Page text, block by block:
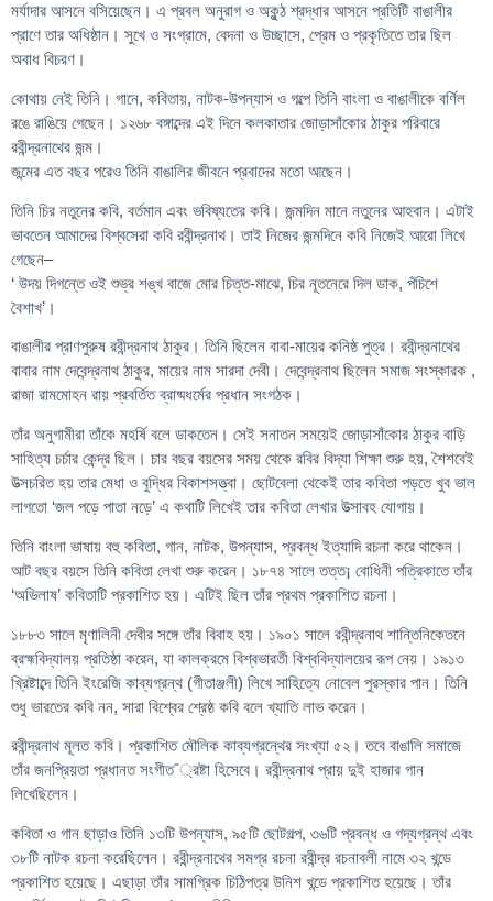
মর্যাদার আসনে বসিয়েছেন। এ প্রবল অনুরাগ ও অকুন্ঠ শ্রদ্ধার আসনে প্রতিটি বাঙালীর
প্রাণে তার অধিষ্ঠান। সুখে ও সংগ্রামে, বেদনা ও উচ্ছাসে, প্রেম ও প্রকৃতিতে তার ছিল
অবাধ বিচরণ।
কোথায় নেই তিনি। গানে, কবিতায়, নাটক-উপন্যাস ও গল্পে তিনি বাংলা ও বাঙালীকে বর্ণিল
রঙে রাঙিয়ে গেছেন। ১২৬৮ বঙ্গাব্দের এই দিনে কলকাতার জোড়াসাঁকোর ঠাকুর পরিবারে
রবীন্দ্রনাথের জন্ম।
জন্মের এত বছর পরেও তিনি বাঙালির জীবনে প্রবাদের মতো আছেন।
তিনি চির নতুনের কবি, বর্তমান এবং ভবিষ্যতের কবি। জন্মদিন মানে নতুনের আহবান। এটাই
ভাবতেন আমাদের বিশ্বসেরা কবি রবীন্দ্রনাথ। তাই নিজের জন্মদিনে কবি নিজেই আরো লিখে
গেছেন–
‘ উদয় দিগন্তে ওই শুভ্র শঙ্খ বাজে মোর চিত্ত-মাঝে, চির নূতনেরে দিল ডাক, পঁচিশে
বৈশাখ’।
বাঙালীর প্রাণপুরুষ রবীন্দ্রনাথ ঠাকুর। তিনি ছিলেন বাবা-মায়ের কনিষ্ঠ পুত্র। রবীন্দ্রনাথের
বাবার নাম দেবেন্দ্রনাথ ঠাকুর, মায়ের নাম সারদা দেবী। দেবেন্দ্রনাথ ছিলেন সমাজ সংস্কারক ,
রাজা রামমোহন রায় প্রবর্তিত ব্রাষ্মধর্মের প্রধান সংগঠক।
তাঁর অনুগামীরা তাঁকে মহর্ষি বলে ডাকতেন। সেই সনাতন সময়েই জোড়াসাঁকোর ঠাকুর বাড়ি
সাহিত্য চর্চার কেন্দ্র ছিল। চার বছর বয়সের সময় থেকে রবির বিদ্যা শিক্ষা শুরু হয়, শৈশবেই
উত্সচরিত হয় তার মেধা ও বুদ্ধির বিকাশসত্ত্বা। ছোটবেলা থেকেই তার কবিতা পড়তে খুব ভাল
লাগতো ‘জল পড়ে পাতা নড়ে’ এ কথাটি লিখেই তার কবিতা লেখার উত্সাবহ যোগায়।
তিনি বাংলা ভাষায় বহু কবিতা, গান, নাটক, উপন্যাস, প্রবন্ধ ইত্যাদি রচনা করে থাকেন।
আট বছর বয়সে তিনি কবিতা লেখা শুরু করেন। ১৮৭৪ সালে তত্ত¡ বোধিনী পত্রিকাতে তাঁর
‘অভিলাষ’ কবিতাটি প্রকাশিত হয়। এটিই ছিল তাঁর প্রথম প্রকাশিত রচনা।
১৮৮৩ সালে মৃণালিনী দেবীর সঙ্গে তাঁর বিবাহ হয়। ১৯০১ সালে রবীন্দ্রনাথ শান্তিনিকেতনে
ব্রহ্মবিদ্যালয় প্রতিষ্ঠা করেন, যা কালক্রমে বিশ্বভারতী বিশ্ববিদ্যালয়ের রূপ নেয়। ১৯১৩
খ্রিষ্টাব্দে তিনি ইংরেজি কাব্যগ্রন্থ (গীতাঞ্জলী) লিখে সাহিত্যে নোবেল পুরস্কার পান। তিনি
শুধু ভারতের কবি নন, সারা বিশ্বের শ্রেষ্ঠ কবি বলে খ্যাতি লাভ করেন।
রবীন্দ্রনাথ মূলত কবি। প্রকাশিত মৌলিক কাব্যগ্রন্থের সংখ্যা ৫২। তবে বাঙালি সমাজে
তাঁর জনপ্রিয়তা প্রধানত সংগীত¯্রষ্টা হিসেবে। রবীন্দ্রনাথ প্রায় দুই হাজার গান
লিখেছিলেন।
কবিতা ও গান ছাড়াও তিনি ১৩টি উপন্যাস, ৯৫টি ছোটগল্প, ৩৬টি প্রবন্ধ ও গদ্যগ্রন্থ এবং
৩৮টি নাটক রচনা করেছিলেন। রবীন্দ্রনাথের সমগ্র রচনা রবীন্দ্র রচনাবলী নামে ৩২ খন্ডে
প্রকাশিত হয়েছে। এছাড়া তাঁর সামগ্রিক চিঠিপত্র উনিশ খন্ডে প্রকাশিত হয়েছে। তাঁর